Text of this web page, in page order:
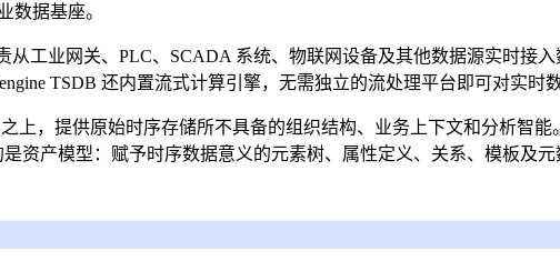
数据基座。
从工业网关、PLC、SCADA 系统、物联网设备及其他数据源实时
TSDB 还内置流式计算引擎，无需独立的流处理平台即可对实时
上，提供原始时序存储所不具备的组织结构、业务上下文和分析智
资产模型：赋予时序数据意义的元素树、属性定义、关系、模板及